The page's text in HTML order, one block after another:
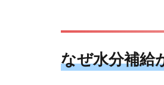
なぜ水分補給